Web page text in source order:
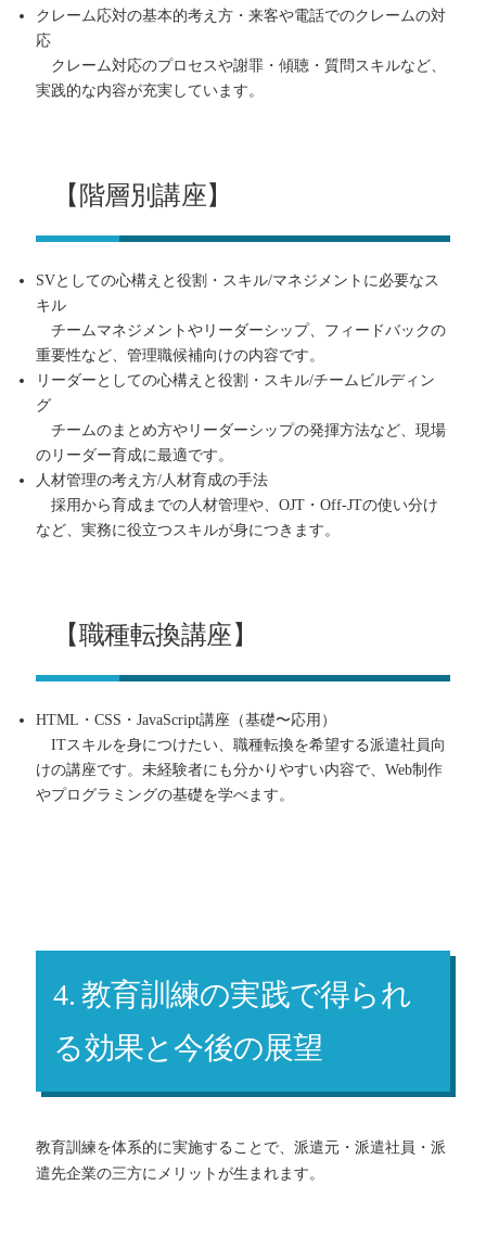
クレーム応対の基本的考え方・来客や電話でのクレームの対
応
クレーム対応のプロセスや謝罪・傾聴・質問スキルなど、
実践的な内容が充実しています。
【階層別講座】
SVとしての心構えと役割・スキル/マネジメントに必要なス
キル
チームマネジメントやリーダーシップ、フィードバックの
重要性など、管理職候補向けの内容です。
リーダーとしての心構えと役割・スキル/チームビルディン
グ
チームのまとめ方やリーダーシップの発揮方法など、現場
のリーダー育成に最適です。
人材管理の考え方/人材育成の手法
採用から育成までの人材管理や、OJT・Off-JTの使い分け
など、実務に役立つスキルが身につきます。
【職種転換講座】
HTML・CSS・JavaScript講座（基礎〜応用）
ITスキルを身につけたい、職種転換を希望する派遣社員向
けの講座です。未経験者にも分かりやすい内容で、Web制作
やプログラミングの基礎を学べます。
4. 教育訓練の実践で得られ
る効果と今後の展望
教育訓練を体系的に実施することで、派遣元・派遣社員・派
遣先企業の三方にメリットが生まれます。